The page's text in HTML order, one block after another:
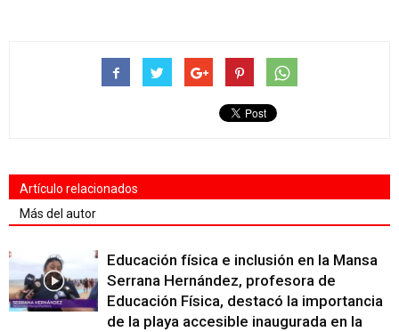
Artículo relacionados
Más del autor
Educación física e inclusión en la Mansa
Serrana Hernández, profesora de
Educación Física, destacó la importancia
de la playa accesible inaugurada en la